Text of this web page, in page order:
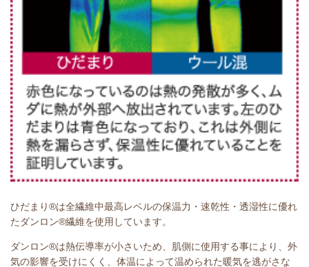
ひだまり®は全繊維中最高レベルの保温力・速乾性・透湿性に優れ
たダンロン®繊維を使用しています。
ダンロン®は熱伝導率が小さいため、肌側に使用する事により、外
気の影響を受けにくく、体温によって温められた暖気を逃がさな